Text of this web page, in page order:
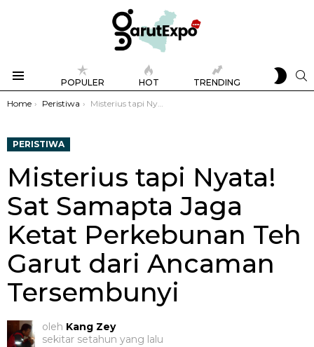
POPULER HOT TRENDING
SKIN
You are here:
Home Peristiwa Misterius tapi Nyata! Sat Samapta Jaga Ketat Perkebunan Teh Garut dari Ancaman Tersembunyi
PERISTIWA
Misterius tapi Nyata!
Sat Samapta Jaga
Ketat Perkebunan Teh
Garut dari Ancaman
Tersembunyi
oleh Kang Zey
sekitar setahun yang lalu